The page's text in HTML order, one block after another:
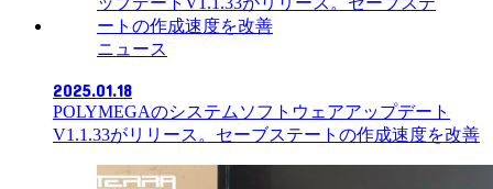
ニュース
2025.01.18
POLYMEGAのシステムソフトウェアアップデート
V1.1.33がリリース。セーブステートの作成速度を改善